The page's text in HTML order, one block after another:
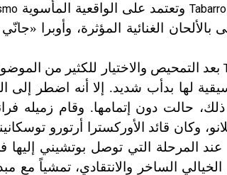
Tabarro وتعتمد على الواقعية المأسوية
الغنائية المؤثرة، وأوبرا
بعد التمحيص والاختيار للكثير من
لها بدأب شديد. إلا أنه اضطر إلى
حالت دون إتمامها. وقام زميله
وكان قائد الأوركسترا أرتورو
عند المرحلة التي توصل بوتشيني
الساخر والانتقادي، تمشياً مع